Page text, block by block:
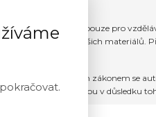
tomto webu slouží pouze pro
na základě našich materiálů.
rozsahu povoleném zákonem se
nepřímo vzniknou v důsledku